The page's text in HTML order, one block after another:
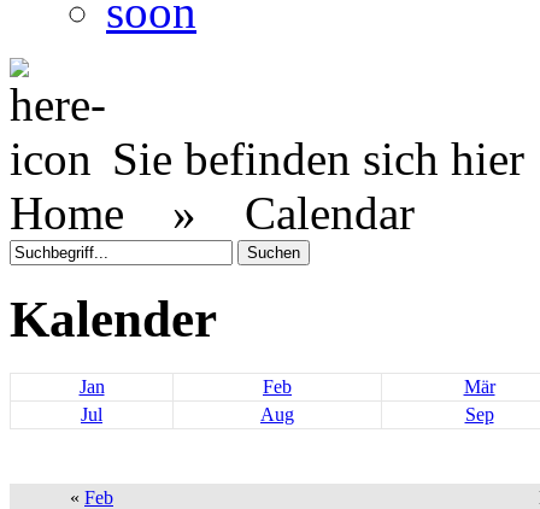
soon
Sie befinden sich hier
Home » Calendar
Kalender
Jan Feb
Mär
Jul
Aug Sep
« Feb